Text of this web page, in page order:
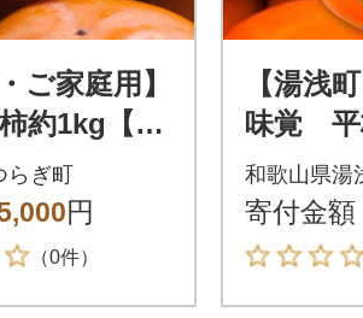
ご家庭用】
約1kg【刀
核無柿(ひ
かき)】
ぎ町
円
（0件）
【湯浅
味覚 平
たねな
g 化粧
和歌山県湯
寄付金額